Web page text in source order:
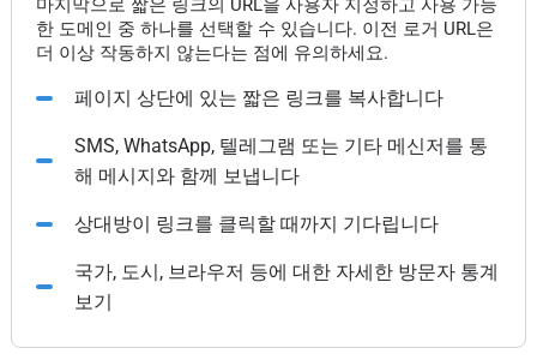
마지막으로 짧은 링크의 URL을 사용자 지정하고 사용 가능
한 도메인 중 하나를 선택할 수 있습니다. 이전 로거 URL은
더 이상 작동하지 않는다는 점에 유의하세요.
페이지 상단에 있는 짧은 링크를 복사합니다
SMS, WhatsApp, 텔레그램 또는 기타 메신저를 통
해 메시지와 함께 보냅니다
상대방이 링크를 클릭할 때까지 기다립니다
국가, 도시, 브라우저 등에 대한 자세한 방문자 통계
보기